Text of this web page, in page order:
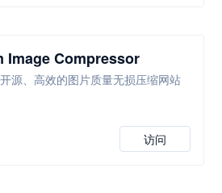
Image Compressor
源、高效的图片质量无损压缩网站
访问